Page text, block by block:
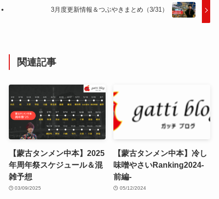
3月度更新情報＆つぶやきまとめ（3/31）
関連記事
【蒙古タンメン中本】2025
年周年祭スケジュール＆混
雑予想
03/09/2025
【蒙古タンメン中本】冷し
味噌やさいRanking2024-
前編-
05/12/2024